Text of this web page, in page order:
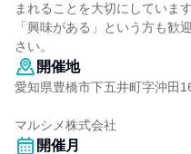
まれることを大切にしています
「興味がある」という方も歓
さい。
開催地
愛知県豊橋市下五井町字沖田
マルシメ株式会社
開催月